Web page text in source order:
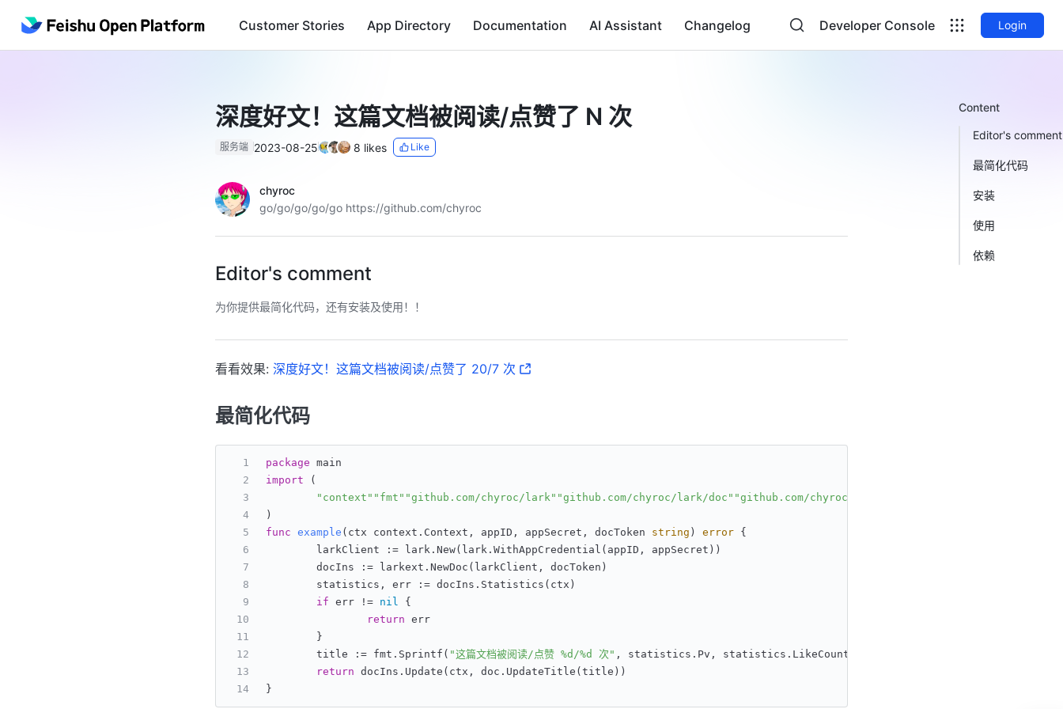
Customer Stories App Directory Documentation AI Assistant Changelog Developer Console Login
深度好文！这篇文档被阅读/点赞了 N 次
服务端 2023-08-25 8 likes Like
chyroc
go/go/go/go/go https://github.com/chyroc
Content
Editor's comment
最简化代码
安装
使用
依赖
Editor's comment
为你提供最简化代码，还有安装及使用！！
看看效果: 深度好文！这篇文档被阅读/点赞了 20/7 次
最简化代码
package main
import (
"context" "fmt" "github.com/chyroc/lark" "github.com/chyroc/lark/doc" "github.com/chyroc/lark/larkext"
)
func example (ctx context.Context, appID, appSecret, docToken string ) error {
        larkClient := lark.New(lark.WithAppCredential(appID, appSecret))
        docIns := larkext.NewDoc(larkClient, docToken)
        statistics, err := docIns.Statistics(ctx)
if err != nil
{
return err
        }
        title := fmt.Sprintf(
"这篇文档被阅读/点赞 %d/%d 次" , statistics.Pv, statistics.LikeCount)
return docIns.Update(ctx, doc.UpdateTitle(title))
}